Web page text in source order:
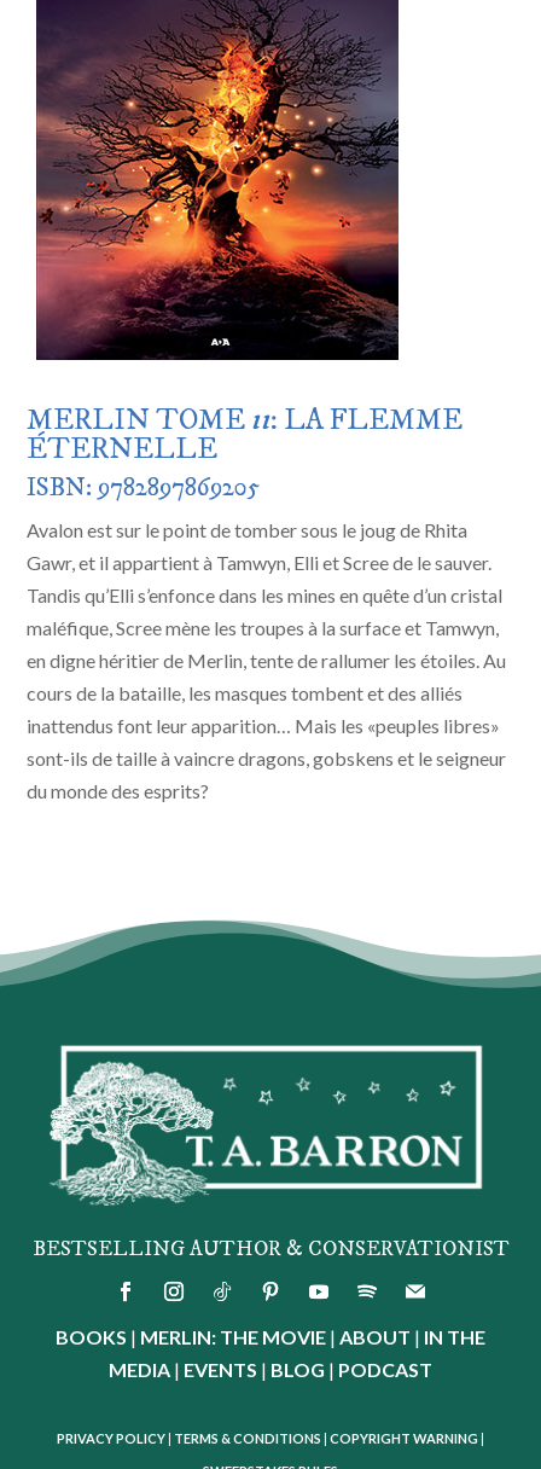
MERLIN TOME 11: LA FLEMME
ÉTERNELLE
ISBN: 9782897869205
Avalon est sur le point de tomber sous le joug de Rhita
Gawr, et il appartient à Tamwyn, Elli et Scree de le sauver.
Tandis qu’Elli s’enfonce dans les mines en quête d’un cristal
maléfique, Scree mène les troupes à la surface et Tamwyn,
en digne héritier de Merlin, tente de rallumer les étoiles. Au
cours de la bataille, les masques tombent et des alliés
inattendus font leur apparition… Mais les «peuples libres»
sont-ils de taille à vaincre dragons, gobskens et le seigneur
du monde des esprits?
BESTSELLING AUTHOR & CONSERVATIONIST
BOOKS | MERLIN: THE MOVIE | ABOUT | IN THE
MEDIA | EVENTS | BLOG | PODCAST
PRIVACY POLICY | TERMS & CONDITIONS | COPYRIGHT WARNING |